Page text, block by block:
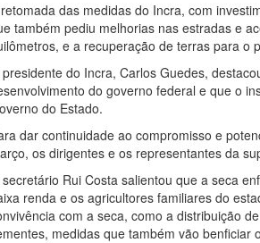
das medidas do Incra, com
também pediu melhorias nas estradas e
e a recuperação de terras para o
do Incra, Carlos Guedes,
do governo federal e que o
do Estado.
dar continuidade ao compromisso e
os dirigentes e os representantes da
Rui Costa salientou que a seca
renda e os agricultores familiares do
com a seca, como a distribuição
medidas que também vão benficiar